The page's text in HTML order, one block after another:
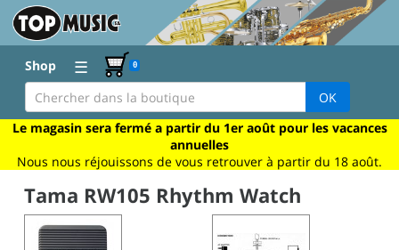
Shop ☰ 0
OK
Le magasin sera fermé a partir du 1er août pour les vacances
annuelles
Nous nous réjouissons de vous retrouver à partir du 18 août.
Tama RW105 Rhythm Watch